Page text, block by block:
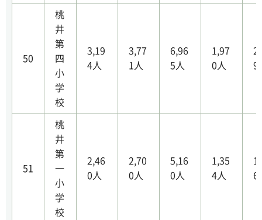
50
桃
井
第
四
小
学
校
3,19
4人
3,77
1人
6,96
5人
1,97
0人
9
51
桃
井
第
一
小
学
校
2,46
0人
2,70
0人
5,16
0人
1,35
4人
6